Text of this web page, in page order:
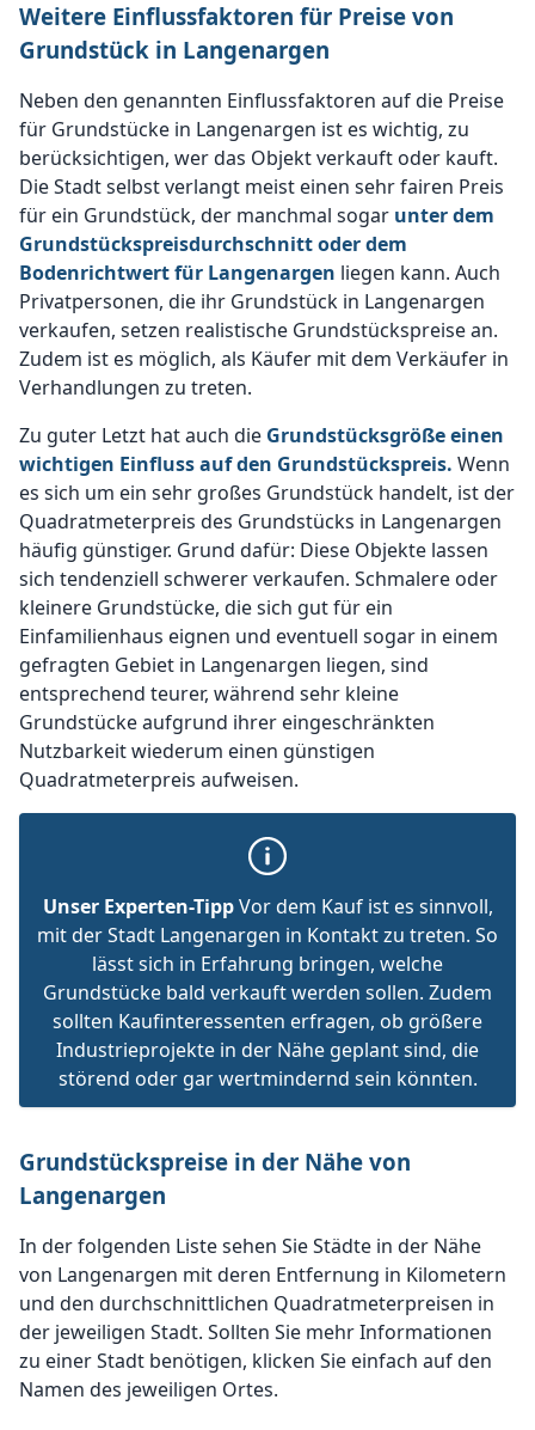
Weitere Einflussfaktoren für Preise von
Grundstück in Langenargen
Neben den genannten Einflussfaktoren auf die Preise
für Grundstücke in Langenargen ist es wichtig, zu
berücksichtigen, wer das Objekt verkauft oder kauft.
Die Stadt selbst verlangt meist einen sehr fairen Preis
für ein Grundstück, der manchmal sogar unter dem
Grundstückspreisdurchschnitt oder dem
Bodenrichtwert für Langenargen liegen kann. Auch
Privatpersonen, die ihr Grundstück in Langenargen
verkaufen, setzen realistische Grundstückspreise an.
Zudem ist es möglich, als Käufer mit dem Verkäufer in
Verhandlungen zu treten.
Zu guter Letzt hat auch die Grundstücksgröße einen
wichtigen Einfluss auf den Grundstückspreis. Wenn
es sich um ein sehr großes Grundstück handelt, ist der
Quadratmeterpreis des Grundstücks in Langenargen
häufig günstiger. Grund dafür: Diese Objekte lassen
sich tendenziell schwerer verkaufen. Schmalere oder
kleinere Grundstücke, die sich gut für ein
Einfamilienhaus eignen und eventuell sogar in einem
gefragten Gebiet in Langenargen liegen, sind
entsprechend teurer, während sehr kleine
Grundstücke aufgrund ihrer eingeschränkten
Nutzbarkeit wiederum einen günstigen
Quadratmeterpreis aufweisen.
Unser Experten-TippVor dem Kauf ist es sinnvoll,
mit der Stadt Langenargen in Kontakt zu treten. So
lässt sich in Erfahrung bringen, welche
Grundstücke bald verkauft werden sollen. Zudem
sollten Kaufinteressenten erfragen, ob größere
Industrieprojekte in der Nähe geplant sind, die
störend oder gar wertmindernd sein könnten.
Grundstückspreise in der Nähe von
Langenargen
In der folgenden Liste sehen Sie Städte in der Nähe
von Langenargen mit deren Entfernung in Kilometern
und den durchschnittlichen Quadratmeterpreisen in
der jeweiligen Stadt. Sollten Sie mehr Informationen
zu einer Stadt benötigen, klicken Sie einfach auf den
Namen des jeweiligen Ortes.